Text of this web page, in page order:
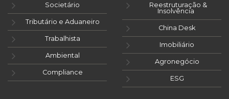
Societário
Tributário e Aduaneiro
Trabalhista
Ambiental
Compliance
Reestruturação &
Insolvência
China Desk
Imobiliário
Agronegócio
ESG